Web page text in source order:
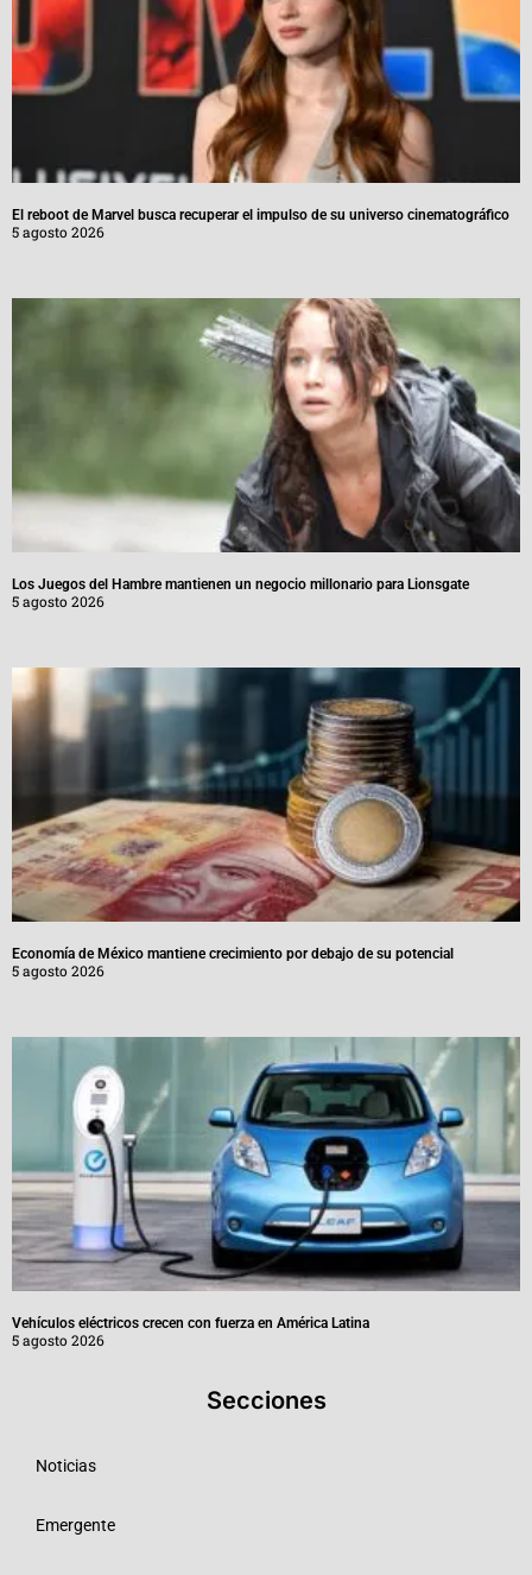
El reboot de Marvel busca recuperar el impulso de su universo cinematográfico
5 agosto 2026
Los Juegos del Hambre mantienen un negocio millonario para Lionsgate
5 agosto 2026
Economía de México mantiene crecimiento por debajo de su potencial
5 agosto 2026
Vehículos eléctricos crecen con fuerza en América Latina
5 agosto 2026
Secciones
Noticias
Emergente